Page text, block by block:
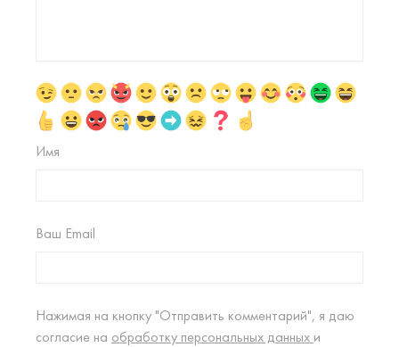
Имя
Ваш Email
Нажимая на кнопку "Отправить комментарий", я даю
согласие на обработку персональных данных и